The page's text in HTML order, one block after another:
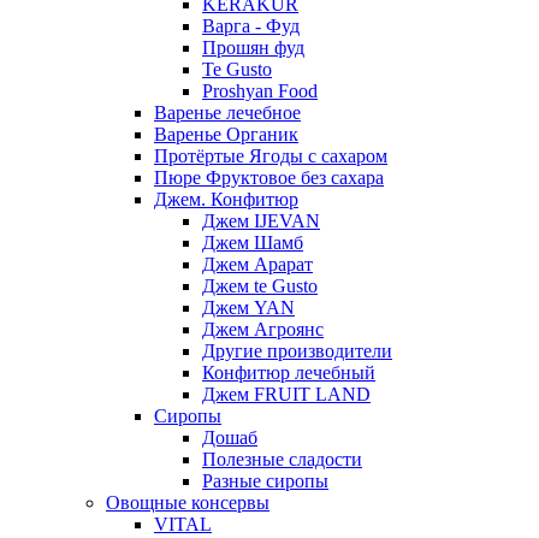
KERAKUR
Варга - Фуд
Прошян фуд
Te Gusto
Proshyan Food
Варенье лечебное
Варенье Органик
Протёртые Ягоды с сахаром
Пюре Фруктовое без сахара
Джем. Конфитюр
Джем IJEVAN
Джем Шамб
Джем Арарат
Джем te Gusto
Джем YAN
Джем Агроянс
Другие производители
Конфитюр лечебный
Джем FRUIT LAND
Сиропы
Дошаб
Полезные сладости
Разные сиропы
Овощные консервы
VITAL